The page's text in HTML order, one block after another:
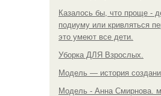
Казалось бы, что проще -
подиуму или кривляться
это умеют все дети.
Уборка ДЛЯ Взрослых.
Модель — история
Модель - Анна Смирнова.